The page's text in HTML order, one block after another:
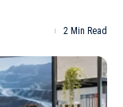
2 Min Read